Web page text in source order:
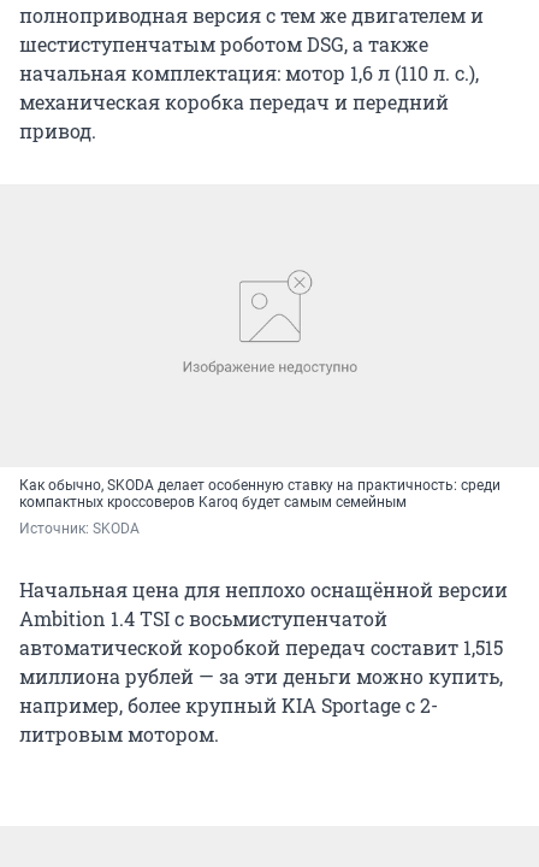
полноприводная версия с тем же двигателем и
шестиступенчатым роботом DSG, а также
начальная комплектация: мотор 1,6 л (110 л. с.),
механическая коробка передач и передний
привод.
Как обычно, SKODA делает особенную ставку на практичность: среди
компактных кроссоверов Karoq будет самым семейным
Источник: SKODA
Начальная цена для неплохо оснащённой версии
Ambition 1.4 TSI с восьмиступенчатой
автоматической коробкой передач составит 1,515
миллиона рублей — за эти деньги можно купить,
например, более крупный KIA Sportage с 2-
литровым мотором.